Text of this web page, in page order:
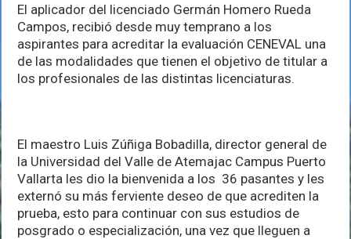
El aplicador del licenciado Germán Homero Rueda
Campos, recibió desde muy temprano a los
aspirantes para acreditar la evaluación CENEVAL una
de las modalidades que tienen el objetivo de titular a
los profesionales de las distintas licenciaturas.
El maestro Luis Zúñiga Bobadilla, director general de
la Universidad del Valle de Atemajac Campus Puerto
Vallarta les dio la bienvenida a los 36 pasantes y les
externó su más ferviente deseo de que acrediten la
prueba, esto para continuar con sus estudios de
posgrado o especialización, una vez que lleguen a